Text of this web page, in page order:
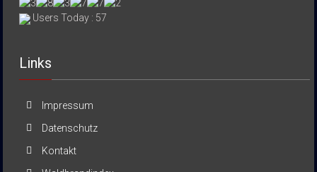
Users Today : 57
Links
Impressum
Datenschutz
Kontakt